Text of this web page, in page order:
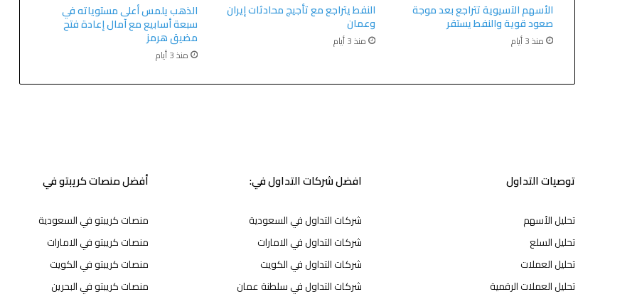
الأسهم الآسيوية تتراجع بعد موجة
صعود قوية والنفط يستقر
منذ 3 أيام
النفط يتراجع مع تأجيج محادثات إيران
وعمان
منذ 3 أيام
الذهب يلمس أعلى مستوياته في
سبعة أسابيع مع آمال إعادة فتح
مضيق هرمز
منذ 3 أيام
توصيات التداول
تحليل الأسهم
تحليل السلع
تحليل العملات
تحليل العملات الرقمية
افضل شركات التداول في:
شركات التداول في السعودية
شركات التداول في الامارات
شركات التداول في الكويت
شركات التداول في سلطنة عمان
أفضل منصات كريبتو في
منصات كريبتو في السعودية
منصات كريبتو في الامارات
منصات كريبتو في الكويت
منصات كريبتو في البحرين